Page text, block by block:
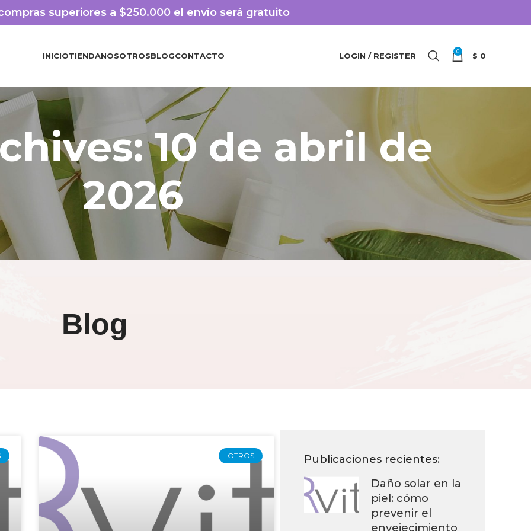
superiores a $250.000 el envío será gratuito
INICIOTIENDANOSOTROSBLOGCONTACTO LOGIN / REGISTER 0 $ 0
10 de abril de
2026
Blog
OTROS
Publicaciones recientes:
Daño solar en la
piel: cómo
prevenir el
envejecimiento